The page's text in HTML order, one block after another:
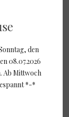
den
08.07.2026
Ab Mittwoch
*-*